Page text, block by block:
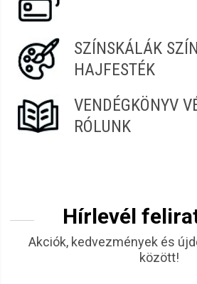
SZÍNSKÁLÁK
HAJFESTÉK
VENDÉGKÖNYV
RÓLUNK
Hírlevél
Akciók, kedvezmények és
között!